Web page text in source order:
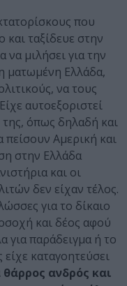
που
και ταξίδευε στην
μιλήσει για την
ματωμένη Ελλάδα,
να τους
αυτοεξοριστεί
της, όπως δηλαδή και
Αμερική και
στην Ελλάδα
και οι
δεν είχαν τέλος.
για το δίκαιο
και δέος αφού
για παράδειγμα ή το
καταγοητεύσει
ανδρός και